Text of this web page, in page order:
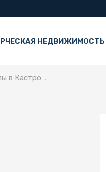
НЕДВИЖИМОСТЬ
Марим, Фаро